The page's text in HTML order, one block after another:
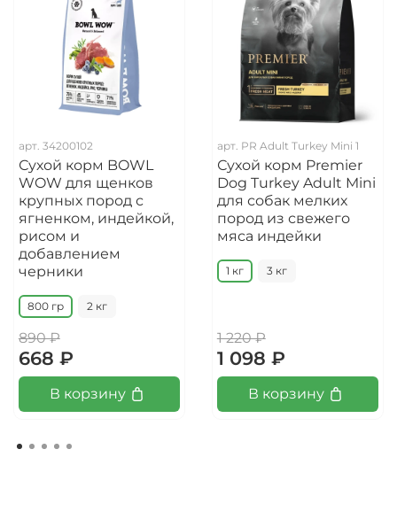
арт. 34200102
Сухой корм BOWL
WOW для щенков
крупных пород с
ягненком, индейкой,
рисом и
добавлением
черники
800 гр 2 кг
890 ₽
668 ₽
В корзину
арт. PR Adult Turkey Mini 1
Сухой корм Premier
Dog Turkey Adult Mini
для собак мелких
пород из свежего
мяса индейки
1 кг 3 кг
1 220 ₽
1 098 ₽
В корзину